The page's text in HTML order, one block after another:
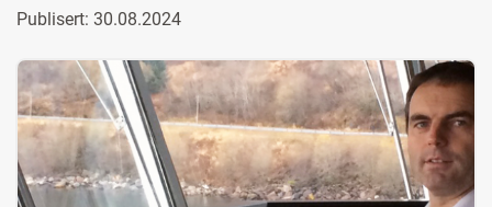
Publisert: 30.08.2024